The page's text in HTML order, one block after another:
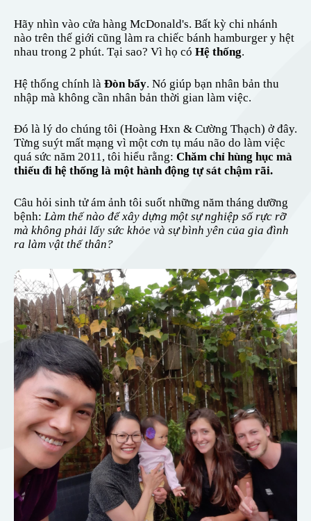
Hãy nhìn vào cửa hàng McDonald's. Bất kỳ chi nhánh
nào trên thế giới cũng làm ra chiếc bánh hamburger y hệt
nhau trong 2 phút. Tại sao? Vì họ có Hệ thống.
Hệ thống chính là Đòn bẩy. Nó giúp bạn nhân bản thu
nhập mà không cần nhân bản thời gian làm việc.
Đó là lý do chúng tôi (Hoàng Hxn & Cường Thạch) ở đây.
Từng suýt mất mạng vì một cơn tụ máu não do làm việc
quá sức năm 2011, tôi hiểu rằng: Chăm chỉ hùng hục mà
thiếu đi hệ thống là một hành động tự sát chậm rãi.
Câu hỏi sinh tử ám ảnh tôi suốt những năm tháng dưỡng
bệnh: Làm thế nào để xây dựng một sự nghiệp số rực rỡ
mà không phải lấy sức khỏe và sự bình yên của gia đình
ra làm vật thế thân?